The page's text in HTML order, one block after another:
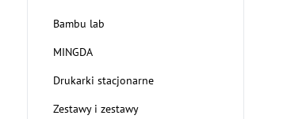
Bambu lab
MINGDA
Drukarki stacjonarne
Zestawy i zestawy